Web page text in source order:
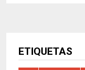
ETIQUETAS